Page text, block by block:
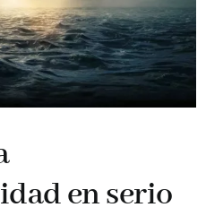
en serio